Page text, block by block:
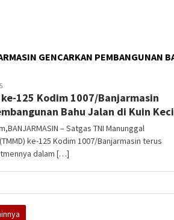
GENCARKAN PEMBANGUNAN
ke-125 Kodim 1007/Banjarmasin
Bahu Jalan di Kuin
– Satgas TNI Manunggal
ke-125 Kodim 1007/Banjarmasin terus
dalam […]